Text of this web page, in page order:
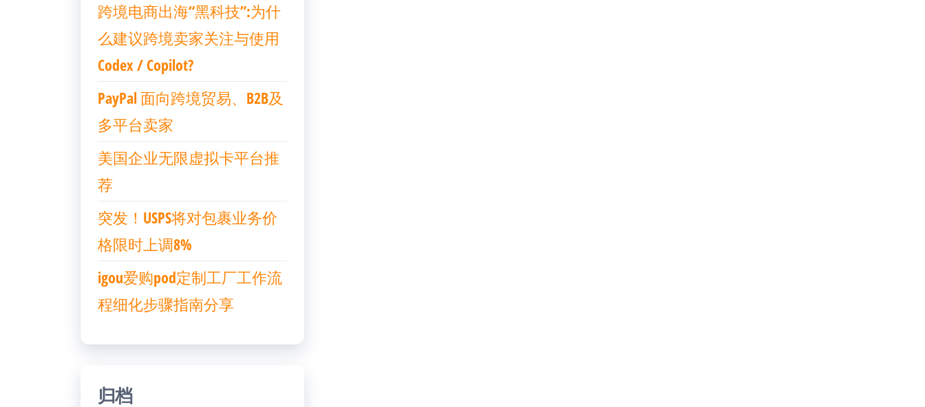
跨境电商出海“黑科技”:为什
么建议跨境卖家关注与使用
Codex / Copilot?
PayPal 面向跨境贸易、B2B及
多平台卖家
美国企业无限虚拟卡平台推
荐
突发！USPS将对包裹业务价
格限时上调8%
igou爱购pod定制工厂工作流
程细化步骤指南分享
归档